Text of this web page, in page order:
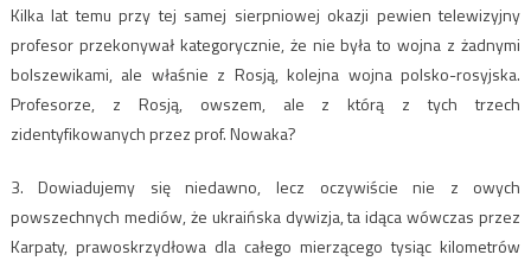
Kilka lat temu przy tej samej sierpniowej okazji pewien telewizyjny
profesor przekonywał kategorycznie, że nie była to wojna z żadnymi
bolszewikami, ale właśnie z Rosją, kolejna wojna polsko-rosyjska.
Profesorze, z Rosją, owszem, ale z którą z tych trzech
zidentyfikowanych przez prof. Nowaka?
3. Dowiadujemy się niedawno, lecz oczywiście nie z owych
powszechnych mediów, że ukraińska dywizja, ta idąca wówczas przez
Karpaty, prawoskrzydłowa dla całego mierzącego tysiąc kilometrów